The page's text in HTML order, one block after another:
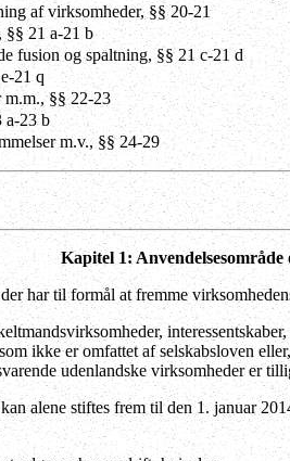
af virksomheder, §§ 20-21
§§ 21 a-21 b
fusion og spaltning, §§ 21 c-21 d
21 q
m.m., §§ 22-23
a-23 b
m.v., §§ 24-29
Kapitel 1:
har til formål at fremme
ikke er omfattet afselskabsloven eller
udenlandske virksomheder er
alene stiftes frem til den 1. januar